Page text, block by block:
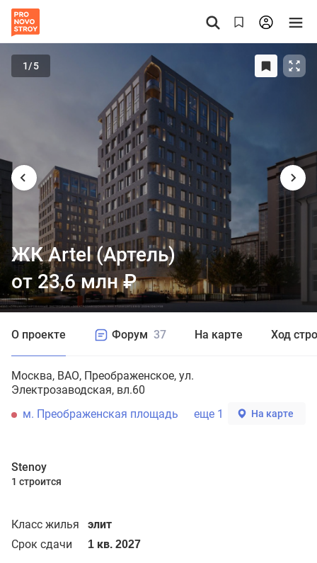
О проекте Форум 37 На карте Ход
Москва ВАО Преображенское ул.
Электрозаводская, вл.60
м. Преображенская площадь
еще 1 На карте
Stenoy
1 строится
Класс жилья элит
Срок сдачи 1 кв. 2027
1/5
ЖК Artel (Артель)
от 23,6 млн₽